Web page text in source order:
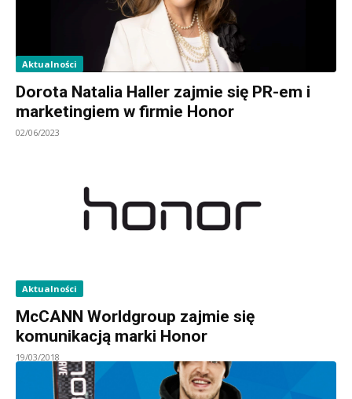
Aktualności
Dorota Natalia Haller zajmie się PR-em i
marketingiem w firmie Honor
02/06/2023
Aktualności
McCANN Worldgroup zajmie się
komunikacją marki Honor
19/03/2018